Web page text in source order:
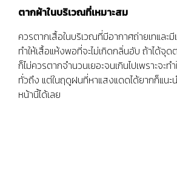
ตากผ้าในบริเวณที่เหมาะสม
ควรตากเสื้อในบริเวณที่มีอากาศถ่ายเทแล
ทำให้เสื้อแห้งพอที่จะไม่เกิดกลิ่นอับ ถ้าได้จุด
ก็ไม่ควรตากจำนวนเยอะจนเกินไปเพราะจะท
ทั่วถึง แต่ในฤดูฝนที่หาแสงแดดได้ยากก็แนะ
หน้านี้ได้เลย